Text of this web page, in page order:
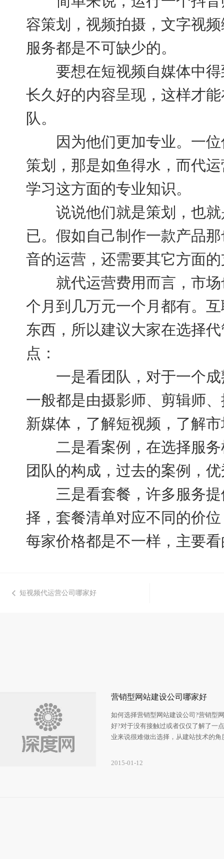
容策划，视频拍摄，文字视
服务都是不可缺少的。
要想在短视频自媒体中得
长久好的内容呈现，这样才
队。
因为他们更加专业。一位
策划，那是如鱼得水，而代
学习这方面的专业知识。
说说他们就是策划，也就
已。假如自己制作一款产品
音的运营，还需要其它方面
就代运营费用而言，市场
个月到几万元一个月都有。
东西，所以建议大家在选择
点：
一是看团队，对于一个成
一般都是由摄影师、剪辑师
新媒体，了解短视频，了解市
二是看案例，在选择服务
团队的构成，过去的案例，
三是看套餐，许多服务提
择，套餐清单对应不同的价
每家价格都是不一样，主要
短视频代运营公司哪家好
营销型网站建设公司哪家好
如何选择营销型网站建设公司?营销型
好?对于没有接触过或者仅仅了解了一
业来说很难做出选择，从建站技术的角
化以及后期的服务。专注建站过程的每
2015-01-12